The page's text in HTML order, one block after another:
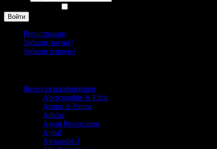
Войти
Регистрация
Забыли логин?
Забыли пароль?
Женская парфюмерия
Abercrombie & Fitch
Acqua di Parma
Adidas
Agent Provocateur
Ajmal
Alexandre.J